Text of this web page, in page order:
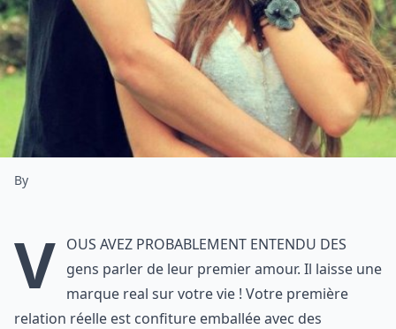
By
V ous avez probablement entendu des
gens parler de leur premier amour. Il laisse une
marque real sur votre vie ! Votre première
relation réelle est confiture emballée avec des